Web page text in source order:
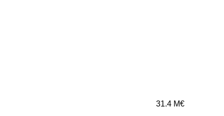
31.4 M€